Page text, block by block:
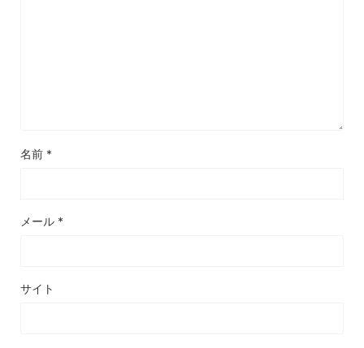
名前 *
メール *
サイト